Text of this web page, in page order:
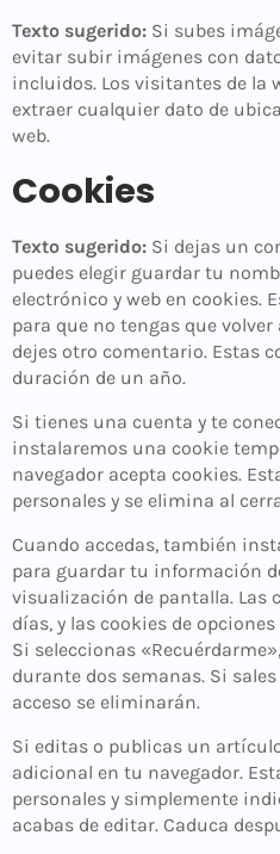
Texto sugerido: Si subes
evitar subir imágenes con
incluidos. Los visitantes de la
extraer cualquier dato de
web.
Cookies
Texto sugerido: Si dejas un
puedes elegir guardar tu
electrónico y web en cookies.
para que no tengas que
dejes otro comentario. Estas
duración de un año.
Si tienes una cuenta y te
instalaremos una cookie
navegador acepta cookies.
personales y se elimina al
Cuando accedas, también
para guardar tu información
visualización de pantalla. Las
días, y las cookies de
Si seleccionas
durante dos semanas. Si
acceso se eliminarán.
Si editas o publicas un
adicional en tu navegador.
personales y simplemente
acabas de editar. Caduca